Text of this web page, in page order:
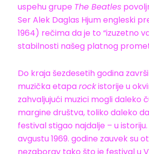
uspehu grupe The Beatles
Ser Alek Daglas Hjum engleski
1964) rečima da je to “izuzetno
stabilnosti našeg platnog
Do kraja šezdesetih godina
muzička etaparockistorije u
zahvaljujući muzici mogli daleko
margine društva, toliko daleko
festival stigao najdalje – u
avgustu 1969. godine zauvek su
nezaborav tako što je festival u